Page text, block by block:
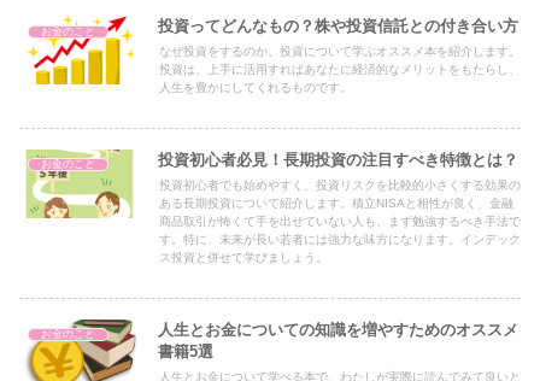
お金のこと 投資ってどんなもの？株や投資信託との付き合い方
なぜ投資をするのか、投資について学ぶオススメ本を紹介します。
投資は、上手に活用すればあなたに経済的なメリットをもたらし、
人生を豊かにしてくれるものです。
お金のこと 投資初心者必見！長期投資の注目すべき特徴とは？
投資初心者でも始めやすく、投資リスクを比較的小さくする効果の
ある長期投資について紹介します。積立NISAと相性が良く、金融
商品取引が怖くて手を出せていない人も、まず勉強するべき手法で
す。特に、未来が長い若者には強力な味方になります。インデック
ス投資と併せて学びましょう。
お金のこと
人生とお金についての知識を増やすためのオススメ
書籍5選
人生とお金について学べる本で、わたしが実際に読んでみて良いと